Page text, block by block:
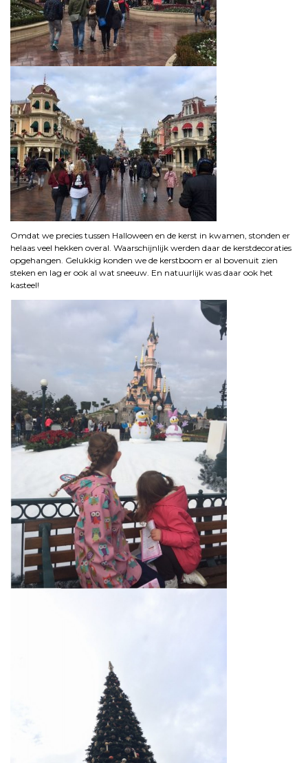
Omdat we precies tussen Halloween en de kerst in kwamen, stonden er
helaas veel hekken overal. Waarschijnlijk werden daar de kerstdecoraties
opgehangen. Gelukkig konden we de kerstboom er al bovenuit zien
steken en lag er ook al wat sneeuw. En natuurlijk was daar ook het
kasteel!